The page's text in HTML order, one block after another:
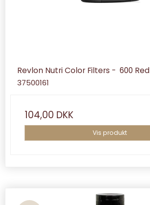
Revlon Nutri Color Filters - 600 Red
37500161
104,00 DKK
Vis produkt